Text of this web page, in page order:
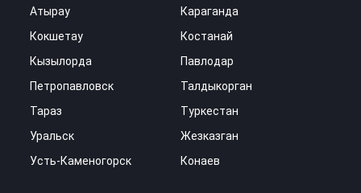
Атырау
Караганда
Кокшетау
Костанай
Кызылорда
Павлодар
Петропавловск
Талдыкорган
Тараз
Туркестан
Уральск
Жезказган
Усть-Каменогорск
Конаев